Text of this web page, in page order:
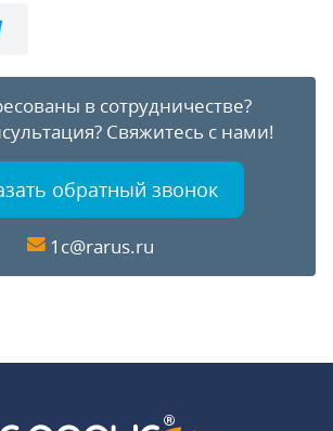
в сотрудничестве?
Свяжитесь с нами!
обратный звонок
1c@rarus.ru